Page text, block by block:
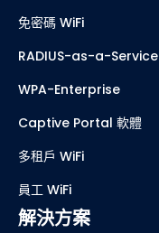
免密碼 WiFi
RADIUS-as-a-Service
WPA-Enterprise
Captive Portal 軟體
多租戶 WiFi
員工 WiFi
解決方案